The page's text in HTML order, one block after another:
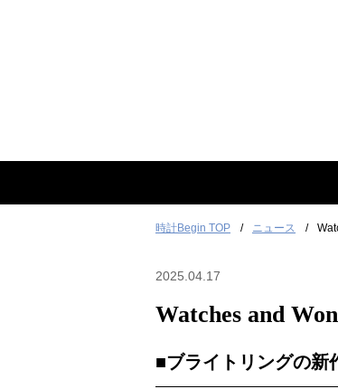
時計Begin TOP ニュース
2025.04.17
Watches and
■ブライトリングの新